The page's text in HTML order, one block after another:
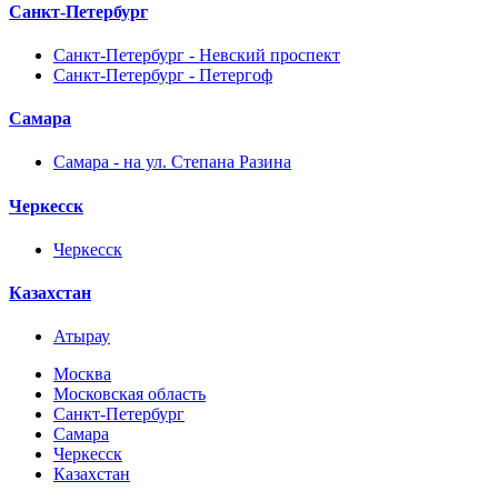
Санкт-Петербург
Санкт-Петербург - Невский проспект
Санкт-Петербург - Петергоф
Самара
Самара - на ул. Степана Разина
Черкесск
Черкесск
Казахстан
Атырау
Москва
Московская область
Санкт-Петербург
Самара
Черкесск
Казахстан